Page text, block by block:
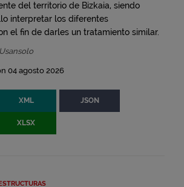
del territorio de Bizkaia, siendo
interpretar los diferentes
el fin de darles un tratamiento similar.
04 agosto 2026
XML JSON
XLSX